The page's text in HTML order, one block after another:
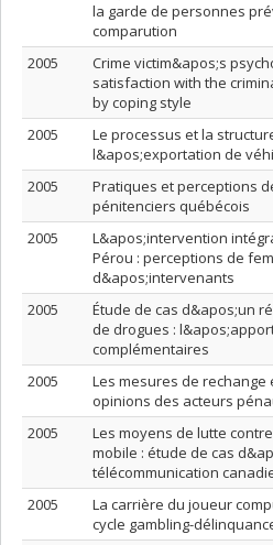
la garde de personnes
comparution
2005
Crime victim&apos;s
satisfaction with the
by coping style
2005
Le processus et la
l&apos;exportation de
2005
Pratiques et perceptions
pénitenciers québécois
2005
L&apos;intervention
Pérou : perceptions de
d&apos;intervenants
2005
Étude de cas d&apos;un
de drogues :
complémentaires
2005
Les mesures de rechange
opinions des acteurs
2005
Les moyens de lutte
mobile : étude de cas
télécommunication
2005
La carrière du joueur
cycle gambling-